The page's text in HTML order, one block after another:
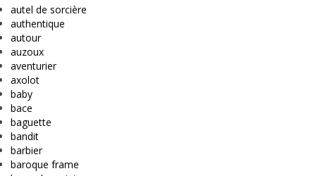
autel de sorcière
authentique
autour
auzoux
aventurier
axolot
baby
bace
baguette
bandit
barbier
baroque frame